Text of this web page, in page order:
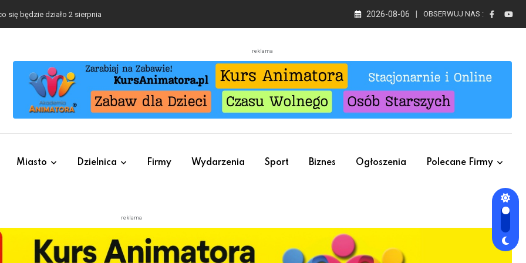
się będzie działo 2 sierpnia 2026-08-06 OBSERWUJ NAS :
reklama
Miasto Dzielnica Firmy Wydarzenia Sport Biznes Ogłoszenia Polecane Firmy
reklama